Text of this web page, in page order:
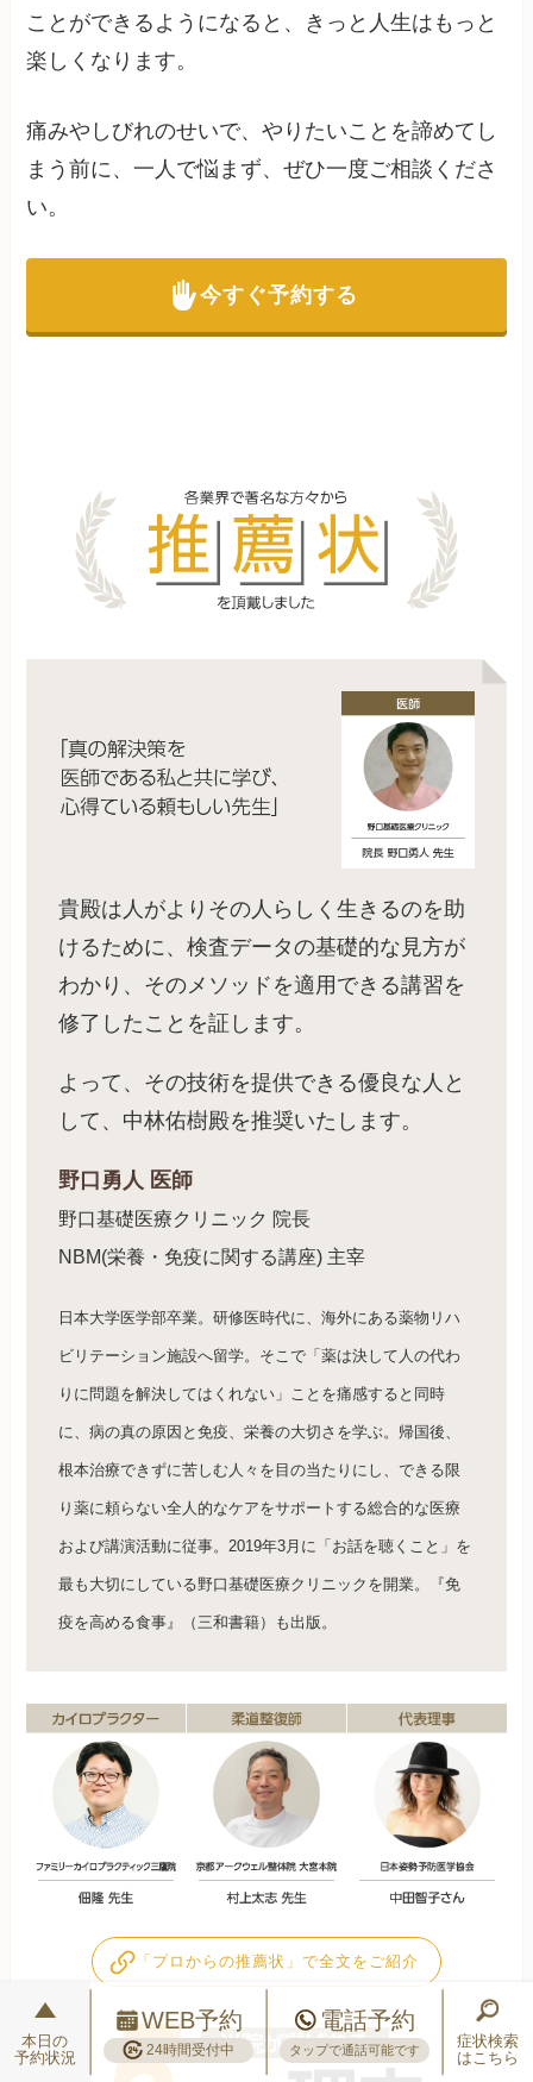
ことができるようになると、きっと人生はもっと
楽しくなります。
痛みやしびれのせいで、やりたいことを諦めてし
まう前に、一人で悩まず、ぜひ一度ご相談くださ
い。
今すぐ予約する
貴殿は人がよりその人らしく生きるのを助
けるために、検査データの基礎的な見方が
わかり、そのメソッドを適用できる講習を
修了したことを証します。
よって、その技術を提供できる優良な人と
して、中林佑樹殿を推奨いたします。
野口勇人 医師
野口基礎医療クリニック 院長
NBM(栄養・免疫に関する講座) 主宰
日本大学医学部卒業。研修医時代に、海外にある薬物リハ
ビリテーション施設へ留学。そこで「薬は決して人の代わ
りに問題を解決してはくれない」ことを痛感すると同時
に、病の真の原因と免疫、栄養の大切さを学ぶ。帰国後、
根本治療できずに苦しむ人々を目の当たりにし、できる限
り薬に頼らない全人的なケアをサポートする総合的な医療
および講演活動に従事。2019年3月に「お話を聴くこと」を
最も大切にしている野口基礎医療クリニックを開業。『免
疫を高める食事』（三和書籍）も出版。
「プロからの推薦状」で全文をご紹介
本日の
予約状況
WEB予約
24時間受付中
電話予約
タップで通話可能です
症状検索
はこちら